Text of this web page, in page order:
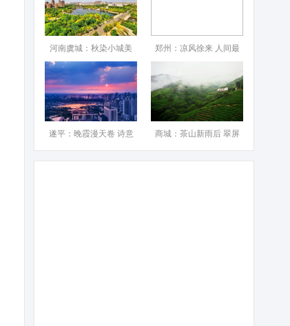
河南虞城：秋染小城美 郑州：凉风徐来 人间最
遂平：晚霞漫天卷 诗意 商城：茶山新雨后 翠屏